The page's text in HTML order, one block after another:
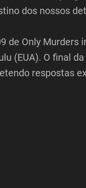
dos nossos
de Only Murders
(EUA). O final
respostas